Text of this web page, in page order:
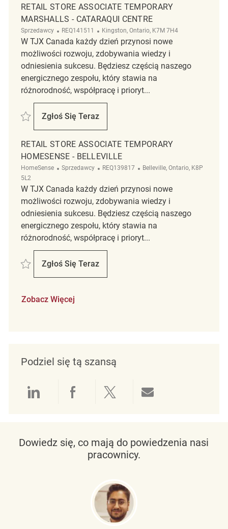
RETAIL STORE ASSOCIATE TEMPORARY
MARSHALLS - CATARAQUI CENTRE
Kategoria
Sprzedawcy ReqId
REQ141511 Lokalizacja
Kingston, Ontario, K7M 7H4
W TJX Canada każdy dzień przynosi nowe
możliwości rozwoju, zdobywania wiedzy i
odniesienia sukcesu. Będziesz częścią naszego
energicznego zespołu, który stawia na
różnorodność, współpracę i prioryt...
Zapisać Retail Store Associate Temporary Marshalls - Cataraqui Centre
Zgłoś Się Teraz
Retail Store Associate Temporary
RETAIL STORE ASSOCIATE TEMPORARY
HOMESENSE - BELLEVILLE
HomeSense Kategoria
Sprzedawcy ReqId
REQ139817 Lokalizacja
Belleville, Ontario, K8P
5L2
W TJX Canada każdy dzień przynosi nowe
możliwości rozwoju, zdobywania wiedzy i
odniesienia sukcesu. Będziesz częścią naszego
energicznego zespołu, który stawia na
różnorodność, współpracę i prioryt...
Zapisać Retail Store Associate Temporary HomeSense - Belleville
Zgłoś Się Teraz
Retail Store Associate Temporary
Zobacz Więcej
Podziel się tą szansą
Udostępnianie przez LinkedIn
Udostępnianie przez
Udostępnij przez
Dowiedz się, co mają do powiedzenia nasi
pracownicy.